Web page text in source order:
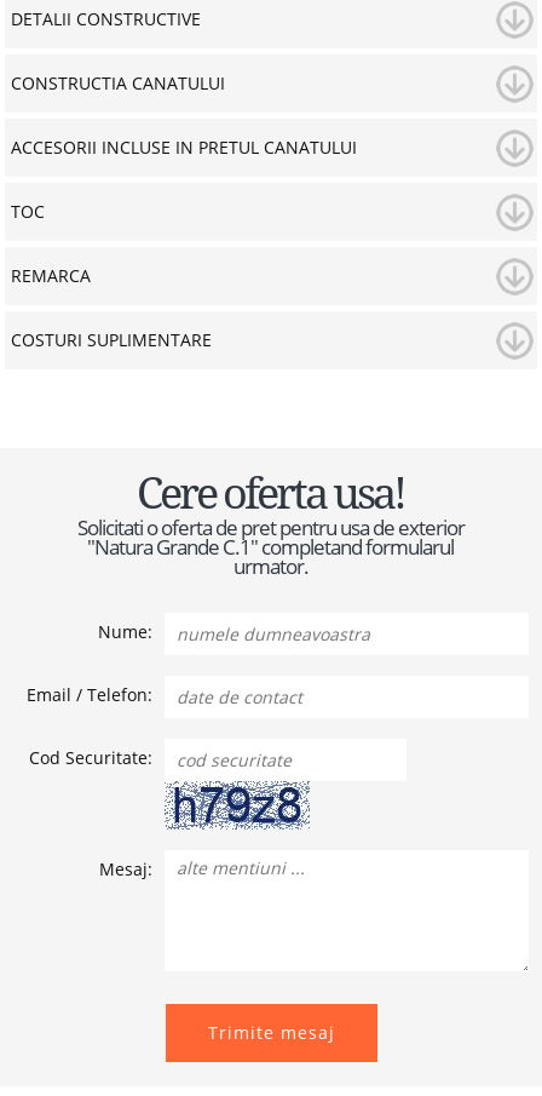
DETALII CONSTRUCTIVE
CONSTRUCTIA CANATULUI
ACCESORII INCLUSE IN PRETUL CANATULUI
TOC
REMARCA
COSTURI SUPLIMENTARE
Cere oferta usa!
Solicitati o oferta de pret pentru usa de exterior
"Natura Grande C.1" completand formularul
urmator.
Nume:
Email / Telefon:
Cod Securitate:
Mesaj:
Trimite mesaj